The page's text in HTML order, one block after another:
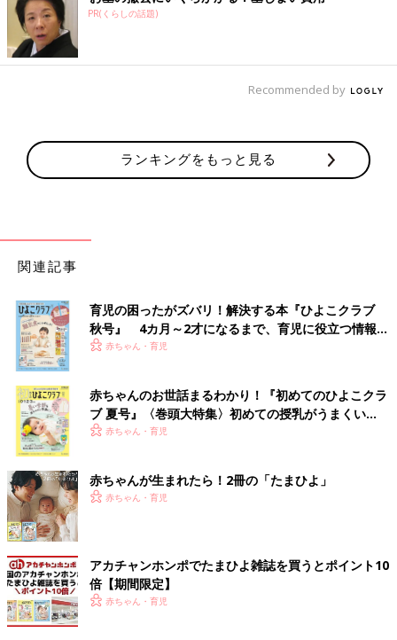
PR(くらしの話題)
Recommended by
ランキングをもっと見る
関連記事
育児の困ったがズバリ！解決する本『ひよこクラブ
秋号』 4カ月～2才になるまで、育児に役立つ情報が
いっぱい！
赤ちゃん・育児
赤ちゃんのお世話まるわかり！『初めてのひよこクラ
ブ 夏号』〈巻頭大特集〉初めての授乳がうまくい
く！ おっぱい・ミルクの基本と夏のトラブル 解決テ
赤ちゃん・育児
赤ちゃんが生まれたら！2冊の「たまひよ」
赤ちゃん・育児
アカチャンホンポでたまひよ雑誌を買うとポイント10
倍【期間限定】
赤ちゃん・育児